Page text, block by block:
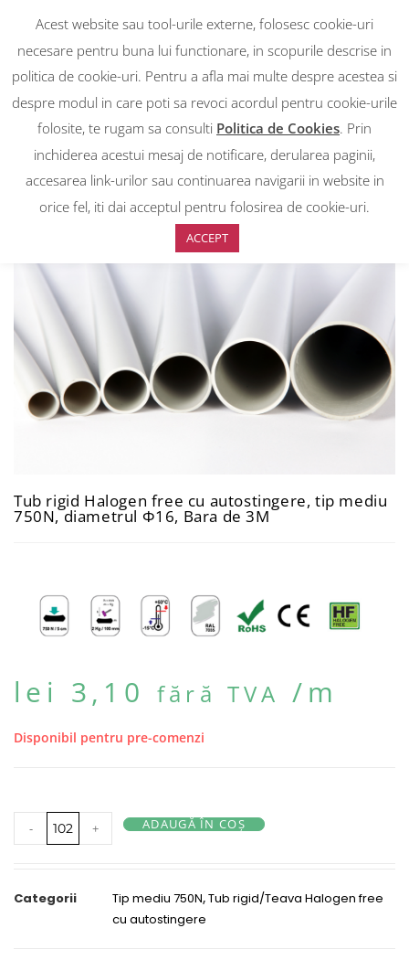
RON
EUR
0
Prima pagină >Magazin>Tub rigid Halogen free cu autostingere, tip
mediu 750N, diametrul Φ16, Bara de 3M
Tub rigid Halogen free cu autostingere, tip mediu
750N, diametrul Φ16, Bara de 3M
lei 3,10 fără TVA /m
Disponibil pentru pre-comenzi
- + ADAUGĂ ÎN COȘ
Categorii Tip mediu 750N,Tub rigid/Teava Halogen free
cu autostingere
Acest website sau tool-urile externe, folosesc cookie-uri
necesare pentru buna lui functionare, in scopurile descrise in
politica de cookie-uri. Pentru a afla mai multe despre acestea si
despre modul in care poti sa revoci acordul pentru cookie-urile
folosite, te rugam sa consulti Politica de Cookies. Prin
inchiderea acestui mesaj de notificare, derularea paginii,
accesarea link-urilor sau continuarea navigarii in website in
orice fel, iti dai acceptul pentru folosirea de cookie-uri.
ACCEPT